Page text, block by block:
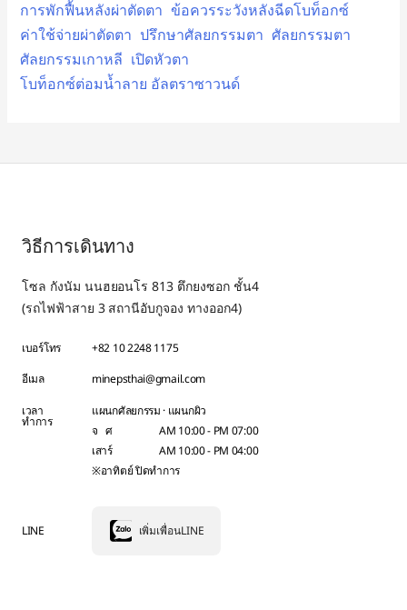
การพักฟื้นหลังผ่าตัดตา ข้อควรระวังหลังฉีดโบท็อกซ์
ค่าใช้จ่ายผ่าตัดตา ปรึกษาศัลยกรรมตา ศัลยกรรมตา
ศัลยกรรมเกาหลี เปิดหัวตา
โบท็อกซ์ต่อมน้ำลาย อัลตราซาวนด์
วิธีการเดินทาง
โซล กังนัม นนฮยอนโร 813 ตึกยงซอก ชั้น4
(รถไฟฟ้าสาย 3 สถานีอับกูจอง ทางออก4)
เบอร์โทร +82 10 2248 1175
อีเมล minepsthai@gmail.com
เวลา
ทำการ
แผนกศัลยกรรม · แผนกผิว
จ ศ
AM 10:00 - PM 07:00
เสาร์
AM 10:00 - PM 04:00
※อาทิตย์ ปิดทำการ
LINE เพิ่มเพื่อนLINE